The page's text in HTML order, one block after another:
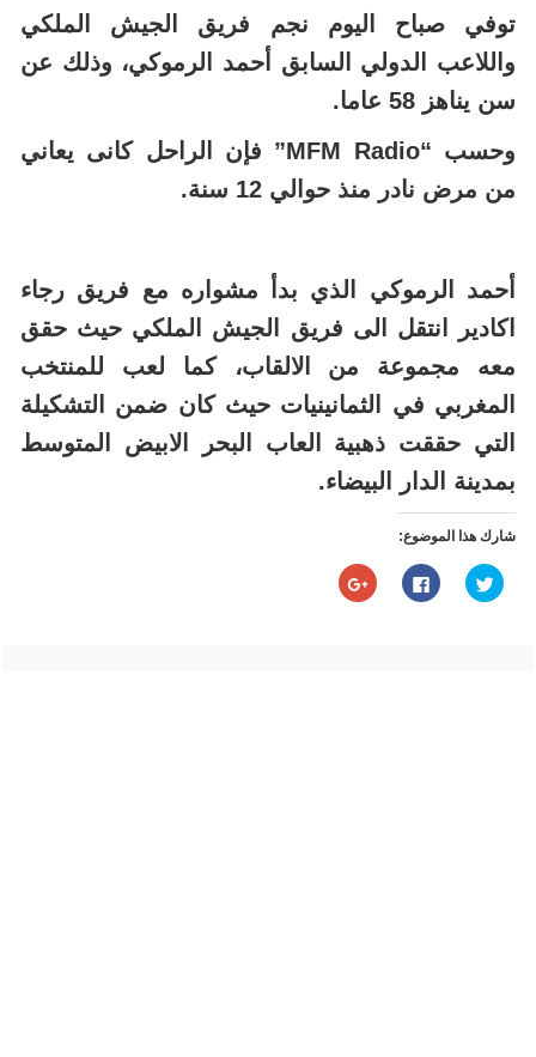
توفي صباح اليوم نجم فريق الجيش الملكي
واللاعب الدولي السابق أحمد الرموكي، وذلك عن
سن يناهز 58 عاما.
وحسب “MFM Radio” فإن الراحل كانى يعاني
من مرض نادر منذ حوالي 12 سنة.
أحمد الرموكي الذي بدأ مشواره مع فريق رجاء
اكادير انتقل الى فريق الجيش الملكي حيث حقق
معه مجموعة من الالقاب، كما لعب للمنتخب
المغربي في الثمانينيات حيث كان ضمن التشكيلة
التي حققت ذهبية العاب البحر الابيض المتوسط
بمدينة الدار البيضاء.
شارك هذا الموضوع:
اضغط
للمشاركة
على
انقر
للمشاركة
على
اضغط
للمشاركة
على